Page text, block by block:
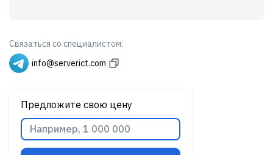
Связаться со специалистом:
info@serverict.com
Предложите свою цену